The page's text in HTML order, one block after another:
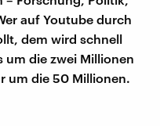
auf Youtube durch
dem wird schnell
um die zwei Millionen
um die 50 Millionen.